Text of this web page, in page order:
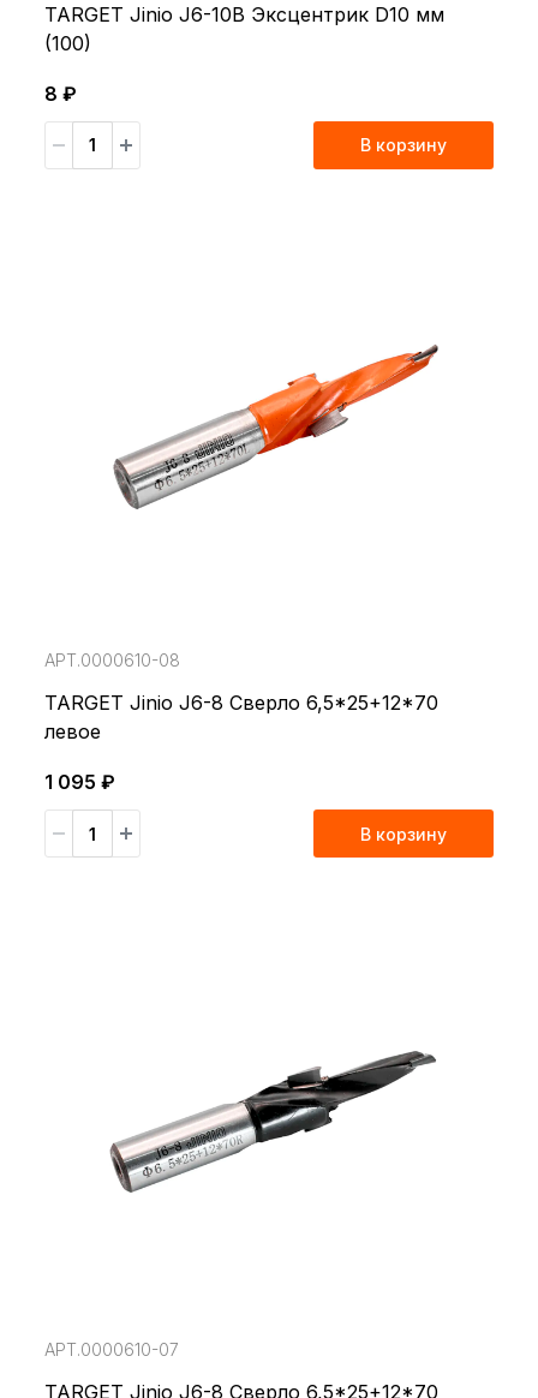
TARGET Jinio J6-10B Эксцентрик D10 мм
(100)
8 ₽
В корзину
АРТ.0000610-08
TARGET Jinio J6-8 Сверло 6,5*25+12*70
левое
1 095 ₽
В корзину
АРТ.0000610-07
TARGET Jinio J6-8 Сверло 6,5*25+12*70